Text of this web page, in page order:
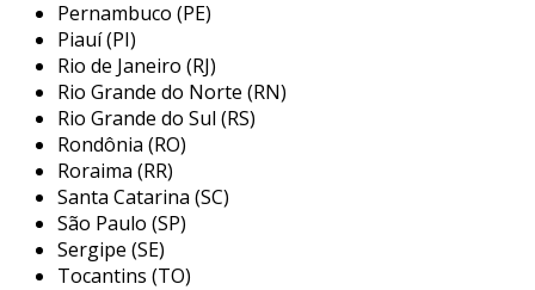
partículas que entram no sistema, por exemplo,
através das vedações do cilindro. já os filtros de
sucção têm a função de proteger a bomba da
contaminação do fluido. estão localizados antes da
entrada da bomba e caracterizam-se por elementos
abertos com grau de retenção relativamente elevado
devido aos limites da cavitação das bombas.
Pernambuco (PE)
Piauí (PI)
Rio de Janeiro (RJ)
Rio Grande do Norte (RN)
Rio Grande do Sul (RS)
Rondônia (RO)
Roraima (RR)
Santa Catarina (SC)
São Paulo (SP)
Sergipe (SE)
Tocantins (TO)